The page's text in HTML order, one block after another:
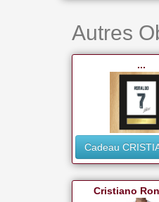
Autres
...
Cadeau
Cristiano